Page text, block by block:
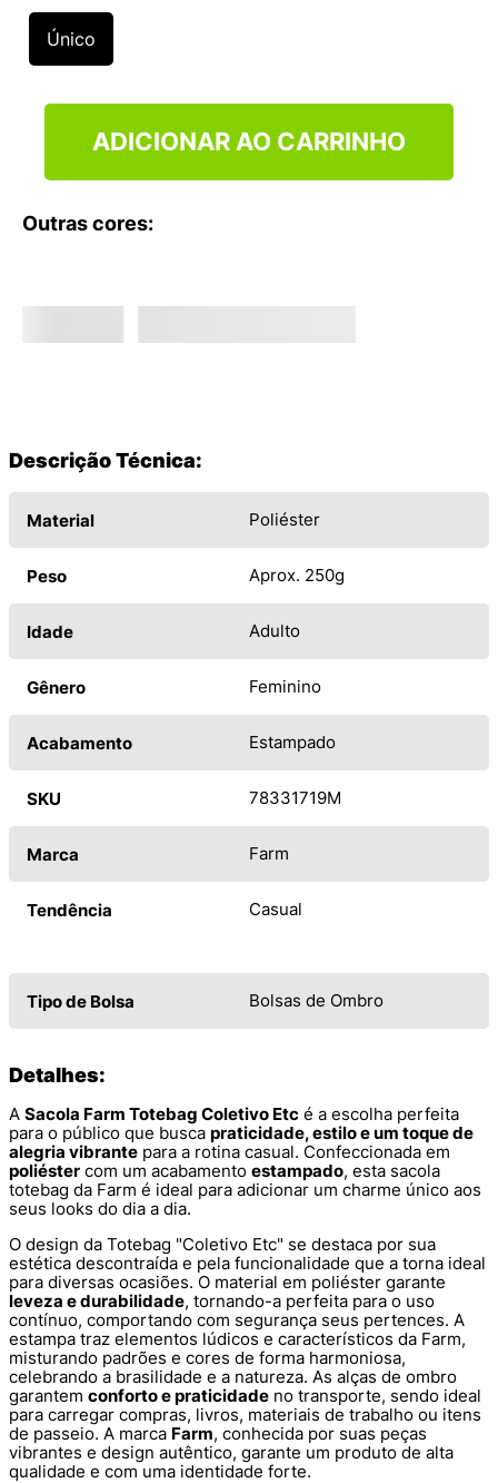
Único
ADICIONAR AO CARRINHO
Outras cores:
Descrição Técnica:
Material Poliéster
Peso Aprox. 250g
Idade Adulto
Gênero Feminino
Acabamento Estampado
SKU 78331719M
Marca Farm
Tendência Casual
Tipo de Bolsa Bolsas de Ombro
Detalhes:
A Sacola Farm Totebag Coletivo Etc é a escolha perfeita
para o público que busca praticidade, estilo e um toque de
alegria vibrante para a rotina casual. Confeccionada em
poliéster com um acabamento estampado, esta sacola
totebag da Farm é ideal para adicionar um charme único aos
seus looks do dia a dia.
O design da Totebag "Coletivo Etc" se destaca por sua
estética descontraída e pela funcionalidade que a torna ideal
para diversas ocasiões. O material em poliéster garante
leveza e durabilidade, tornando-a perfeita para o uso
contínuo, comportando com segurança seus pertences. A
estampa traz elementos lúdicos e característicos da Farm,
misturando padrões e cores de forma harmoniosa,
celebrando a brasilidade e a natureza. As alças de ombro
garantem conforto e praticidade no transporte, sendo ideal
para carregar compras, livros, materiais de trabalho ou itens
de passeio. A marca Farm, conhecida por suas peças
vibrantes e design autêntico, garante um produto de alta
qualidade e com uma identidade forte.
9º
NEW 530
10º VEJA COUNTRY